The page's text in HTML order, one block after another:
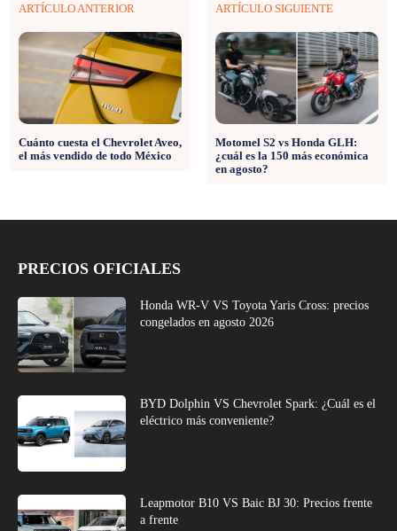
ARTÍCULO ANTERIOR
Cuánto cuesta el Chevrolet Aveo,
el más vendido de todo México
ARTÍCULO SIGUIENTE
Motomel S2 vs Honda GLH:
¿cuál es la 150 más económica
en agosto?
PRECIOS OFICIALES
Honda WR-V VS Toyota Yaris Cross: precios
congelados en agosto 2026
BYD Dolphin VS Chevrolet Spark: ¿Cuál es el
eléctrico más conveniente?
Leapmotor B10 VS Baic BJ 30: Precios frente
a frente